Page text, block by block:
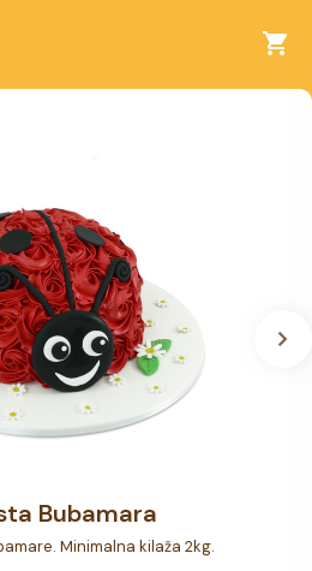
Bubamara
Minimalna kilaža 2kg.